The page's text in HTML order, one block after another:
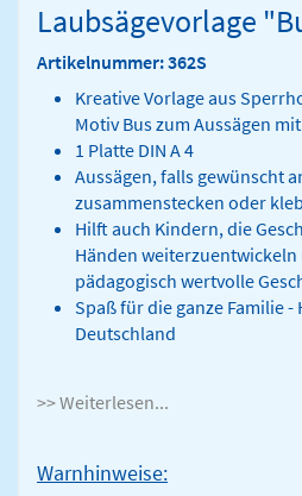
Laubsägevorlage
Artikelnummer: 362S
Kreative Vorlage aus
Motiv Bus zum Aussägen
1 Platte DIN A 4
Aussägen, falls gewünscht
zusammenstecken oder
Hilft auch Kindern, die
Händen
pädagogisch wertvolle
Spaß für die ganze Familie -
Deutschland
>> Weiterlesen...
Warnhinweise: